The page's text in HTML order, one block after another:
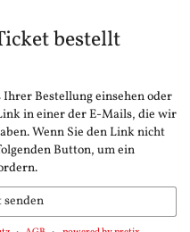
bestellt
Bestellung einsehen oder
in einer der E-Mails, die wir
Wenn Sie den Link nicht
Button, um ein